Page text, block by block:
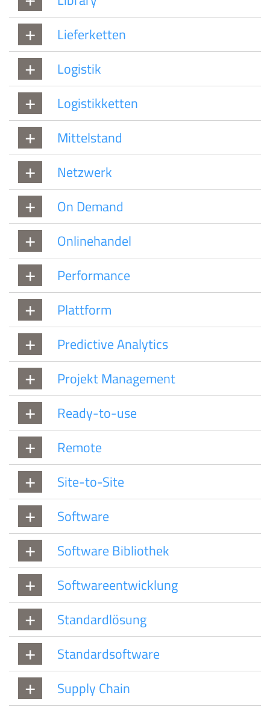
Lieferketten
Logistik
Logistikketten
Mittelstand
Netzwerk
On Demand
Onlinehandel
Performance
Plattform
Predictive Analytics
Projekt Management
Ready-to-use
Remote
Site-to-Site
Software
Software Bibliothek
Softwareentwicklung
Standardlösung
Standardsoftware
Supply Chain